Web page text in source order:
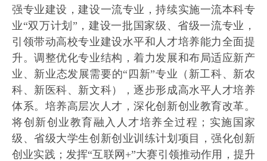
强专业建设，建设一流专业，持续实施一流本科专
业“双万计划”，建设一批国家级、省级一流专业，
引领带动高校专业建设水平和人才培养能力全面提
升。调整优化专业结构，着力发展和布局适应新产
业、新业态发展需要的“四新”专业（新工科、新农
科、新医科、新文科），逐步形成高水平人才培养
体系。培养高层次人才，深化创新创业教育改革。
将创新创业教育融入人才培养全过程；实施国家
级、省级大学生创新创业训练计划项目，强化创新
创业实践；发挥“互联网+”大赛引领推动作用，提升